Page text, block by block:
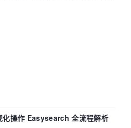
化操作 Easysearch 全流程解析